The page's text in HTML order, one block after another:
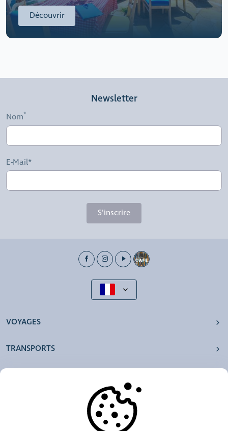
Découvrir
Newsletter
Nom
E-Mail*
S'inscrire
VOYAGES
TRANSPORTS